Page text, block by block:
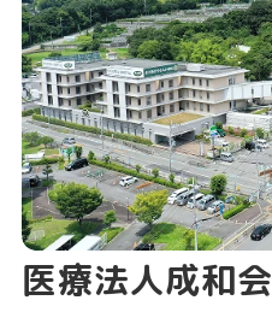
医療法人成和会